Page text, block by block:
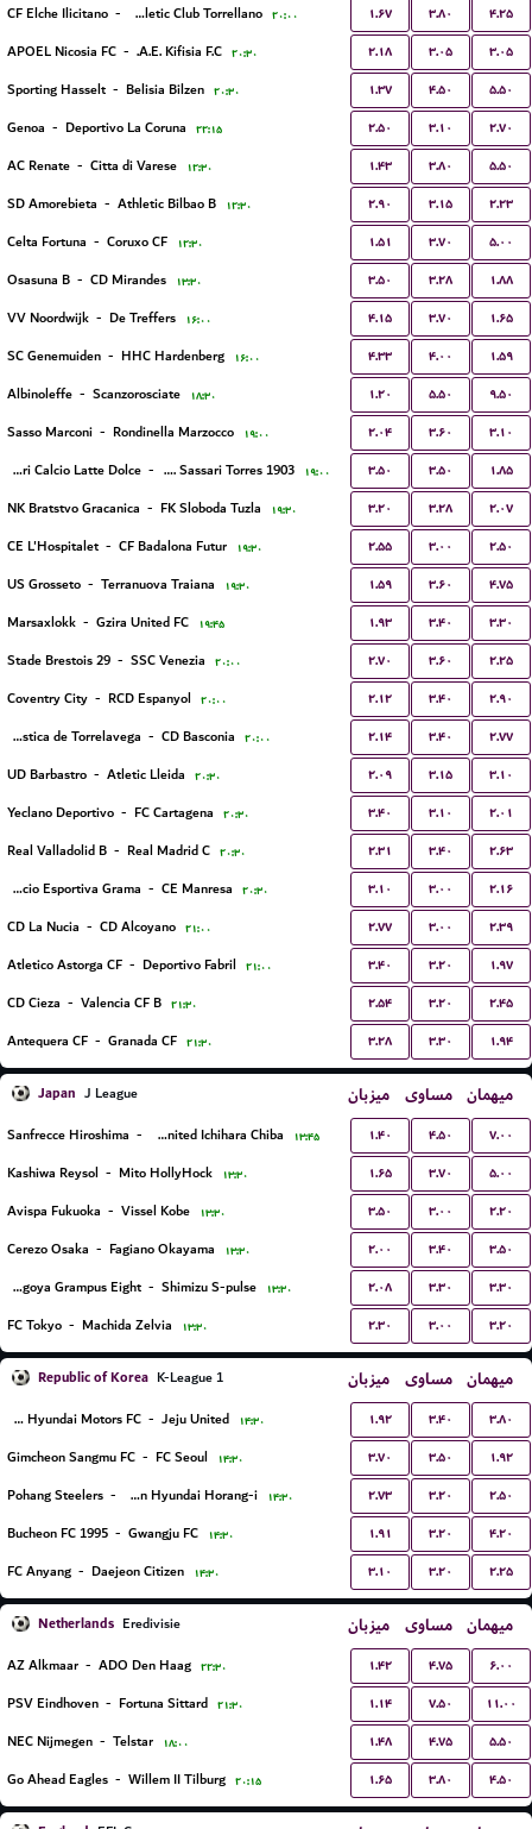
CF Elche Ilicitano - Athletic Club Torrellano ۲۰:۰۰ ۱.۶۷ ۳.۸۰ ۴.۲۵
APOEL Nicosia FC - A.E. Kifisia F.C. ۲۰:۳۰ ۲.۱۸ ۳.۰۵ ۳.۰۵
Sporting Hasselt - Belisia Bilzen ۲۰:۳۰ ۱.۳۷ ۴.۵۰ ۵.۵۰
Genoa - Deportivo La Coruna ۲۲:۱۵ ۲.۵۰ ۳.۱۰ ۲.۷۰
AC Renate - Citta di Varese ۱۲:۳۰ ۱.۴۳ ۳.۸۰ ۵.۵۰
SD Amorebieta - Athletic Bilbao B ۱۲:۳۰ ۲.۹۰ ۳.۱۵ ۲.۲۳
Celta Fortuna - Coruxo CF ۱۲:۳۰ ۱.۵۱ ۳.۷۰ ۵.۰۰
Osasuna B - CD Mirandes ۱۳:۳۰ ۳.۵۰ ۳.۲۸ ۱.۸۸
VV Noordwijk - De Treffers ۱۶:۰۰ ۴.۱۵ ۳.۷۰ ۱.۶۵
SC Genemuiden - HHC Hardenberg ۱۶:۰۰ ۴.۳۳ ۴.۰۰ ۱.۵۹
Albinoleffe - Scanzorosciate ۱۸:۳۰ ۱.۲۰ ۵.۵۰ ۹.۵۰
Sasso Marconi - Rondinella Marzocco ۱۹:۰۰ ۲.۰۴ ۳.۶۰ ۳.۱۰
Sassari Calcio Latte Dolce - S.E.F. Sassari Torres 1903 ۱۹:۰۰ ۳.۵۰ ۳.۵۰ ۱.۸۵
NK Bratstvo Gracanica - FK Sloboda Tuzla ۱۹:۳۰ ۳.۲۰ ۳.۲۸ ۲.۰۷
CE L'Hospitalet - CF Badalona Futur ۱۹:۳۰ ۲.۵۵ ۳.۰۰ ۲.۵۰
US Grosseto - Terranuova Traiana ۱۹:۳۰ ۱.۵۹ ۳.۶۰ ۴.۷۵
Marsaxlokk - Gzira United FC ۱۹:۴۵ ۱.۹۳ ۳.۴۰ ۳.۳۰
Stade Brestois 29 - SSC Venezia ۲۰:۰۰ ۲.۷۰ ۳.۶۰ ۲.۲۵
Coventry City - RCD Espanyol ۲۰:۰۰ ۲.۱۲ ۳.۴۰ ۲.۹۰
Gimnastica de Torrelavega - CD Basconia ۲۰:۰۰ ۲.۱۴ ۳.۴۰ ۲.۷۷
UD Barbastro - Atletic Lleida ۲۰:۳۰ ۲.۰۹ ۳.۱۵ ۳.۱۰
Yeclano Deportivo - FC Cartagena ۲۰:۳۰ ۳.۴۰ ۳.۱۰ ۲.۰۱
Real Valladolid B - Real Madrid C ۲۰:۳۰ ۲.۳۱ ۳.۴۰ ۲.۶۳
Fundacio Esportiva Grama - CE Manresa ۲۰:۳۰ ۳.۱۰ ۳.۰۰ ۲.۱۶
CD La Nucia - CD Alcoyano ۲۱:۰۰ ۲.۷۷ ۳.۰۰ ۲.۳۹
Atletico Astorga CF - Deportivo Fabril ۲۱:۰۰ ۳.۴۰ ۳.۲۰ ۱.۹۷
CD Cieza - Valencia CF B ۲۱:۳۰ ۲.۵۴ ۳.۲۰ ۲.۴۵
Antequera CF - Granada CF ۲۱:۳۰ ۳.۲۸ ۳.۳۰ ۱.۹۴
Japan J League میزبان مساوی میهمان
Sanfrecce Hiroshima - Jef United Ichihara Chiba ۱۳:۴۵ ۱.۴۰ ۴.۵۰ ۷.۰۰
Kashiwa Reysol - Mito HollyHock ۱۳:۳۰ ۱.۶۵ ۳.۷۰ ۵.۰۰
Avispa Fukuoka - Vissel Kobe ۱۳:۳۰ ۳.۵۰ ۳.۰۰ ۲.۲۰
Cerezo Osaka - Fagiano Okayama ۱۳:۳۰ ۲.۰۰ ۳.۴۰ ۳.۵۰
Nagoya Grampus Eight - Shimizu S-pulse ۱۳:۳۰ ۲.۰۸ ۳.۳۰ ۳.۳۰
FC Tokyo - Machida Zelvia ۱۳:۳۰ ۲.۳۰ ۳.۰۰ ۳.۲۰
Republic of Korea K-League 1 میزبان مساوی میهمان
Jeonbuk Hyundai Motors FC - Jeju United ۱۴:۳۰ ۱.۹۲ ۳.۴۰ ۳.۸۰
Gimcheon Sangmu FC - FC Seoul ۱۴:۳۰ ۳.۷۰ ۳.۵۰ ۱.۹۲
Pohang Steelers - Ulsan Hyundai Horang-i ۱۴:۳۰ ۲.۷۳ ۳.۲۰ ۲.۵۰
Bucheon FC 1995 - Gwangju FC ۱۴:۳۰ ۱.۹۱ ۳.۲۰ ۴.۲۰
FC Anyang - Daejeon Citizen ۱۴:۳۰ ۳.۱۰ ۳.۲۰ ۲.۲۵
Netherlands Eredivisie میزبان مساوی میهمان
AZ Alkmaar - ADO Den Haag ۲۲:۳۰ ۱.۴۲ ۴.۷۵ ۶.۰۰
PSV Eindhoven - Fortuna Sittard ۲۱:۳۰ ۱.۱۴ ۷.۵۰ ۱۱.۰۰
NEC Nijmegen - Telstar ۱۸:۰۰ ۱.۴۸ ۴.۷۵ ۵.۵۰
Go Ahead Eagles - Willem II Tilburg ۲۰:۱۵ ۱.۶۵ ۳.۸۰ ۴.۵۰